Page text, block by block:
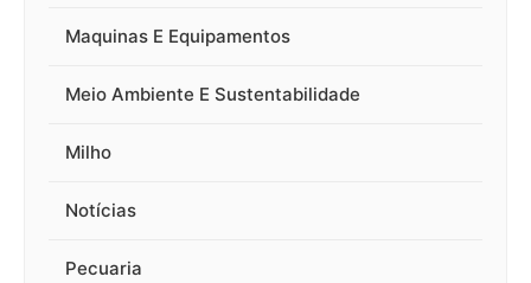
Maquinas E Equipamentos
Meio Ambiente E Sustentabilidade
Milho
Notícias
Pecuaria